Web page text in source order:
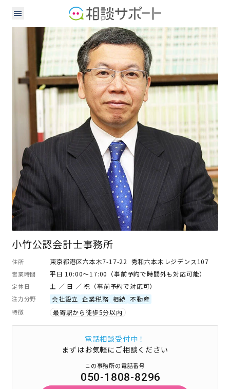
公認会計士
小竹公認会計士事務所
住所 東京都港区六本木7-17-22 秀和六本木レジデンス107
営業時間 平日 10:00～17:00（事前予約で時間外も対応可能）
定休日 土 ／ 日 ／ 祝（事前予約で対応可）
注力分野 会社設立 企業税務 相続 不動産
特徴 最寄駅から徒歩5分以内
電話相談受付中！
まずはお気軽にご相談ください
この事務所の電話番号
050-1808-8296